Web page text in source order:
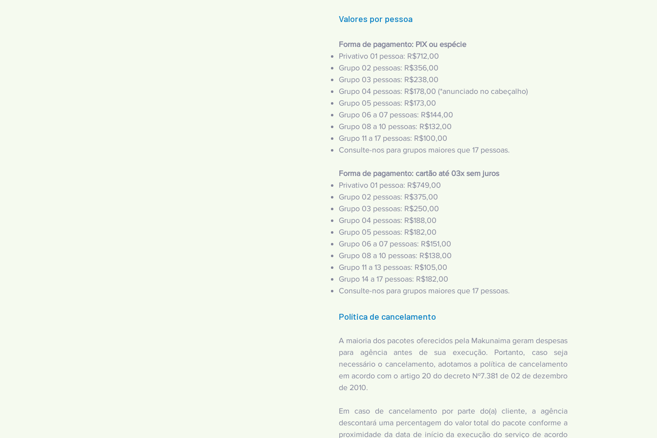
Valores por pessoa
Forma de pagamento: PIX ou espécie
Privativo 01 pessoa: R$712,00
Grupo 02 pessoas: R$356,00
Grupo 03 pessoas: R$238,00
Grupo 04 pessoas: R$178,00 (*anunciado no cabeçalho)
Grupo 05 pessoas: R$173,00
Grupo 06 a 07 pessoas: R$144,00
Grupo 08 a 10 pessoas: R$132,00
Grupo 11 a 17 pessoas: R$100,00
Consulte-nos para grupos maiores que 17 pessoas.
Forma de pagamento: cartão até 03x sem juros
Privativo 01 pessoa: R$749,00
Grupo 02 pessoas: R$375,00
Grupo 03 pessoas: R$250,00
Grupo 04 pessoas: R$188,00
Grupo 05 pessoas: R$182,00
Grupo 06 a 07 pessoas: R$151,00
Grupo 08 a 10 pessoas: R$138,00
Grupo 11 a 13 pessoas: R$105,00
Grupo 14 a 17 pessoas: R$182,00
Consulte-nos para grupos maiores que 17 pessoas.
Política de cancelamento
A maioria dos pacotes oferecidos pela Makunaima geram despesas
para agência antes de sua execução. Portanto, caso seja
necessário o cancelamento, adotamos a política de cancelamento
em acordo com o artigo 20 do decreto Nº7.381 de 02 de dezembro
de 2010.
Em caso de cancelamento por parte do(a) cliente, a agência
descontará uma percentagem do valor total do pacote conforme a
proximidade da data de início da execução do serviço de acordo